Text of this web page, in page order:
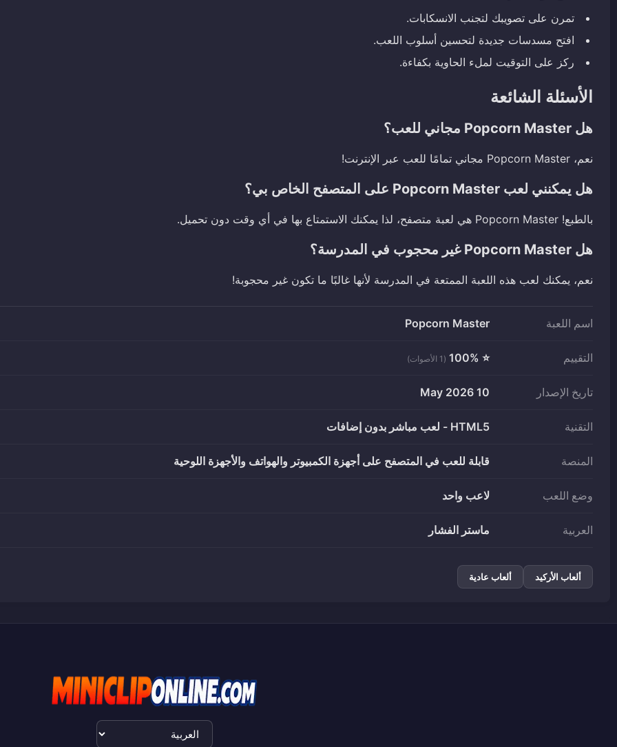
تمرن على تصويبك لتجنب الانسكابات.
افتح مسدسات جديدة لتحسين أسلوب اللعب.
ركز على التوقيت لملء الحاوية بكفاءة.
الأسئلة الشائعة
هل Popcorn Master مجاني للعب؟
نعم، Popcorn Master مجاني تمامًا للعب عبر الإنترنت!
هل يمكنني لعب Popcorn Master على المتصفح الخاص بي؟
بالطبع! Popcorn Master هي لعبة متصفح، لذا يمكنك الاستمتاع بها في أي وقت دون تحميل.
هل Popcorn Master غير محجوب في المدرسة؟
نعم، يمكنك لعب هذه اللعبة الممتعة في المدرسة لأنها غالبًا ما تكون غير محجوبة!
اسم اللعبة Popcorn Master
التقييم ⭐ 100% (1 الأصوات)
تاريخ الإصدار 10 May 2026
التقنية HTML5 - لعب مباشر بدون إضافات
المنصة قابلة للعب في المتصفح على أجهزة الكمبيوتر والهواتف والأجهزة اللوحية
وضع اللعب لاعب واحد
العربية ماستر الفشار
ألعاب الأركيد ألعاب عادية
اختيار
اللغة